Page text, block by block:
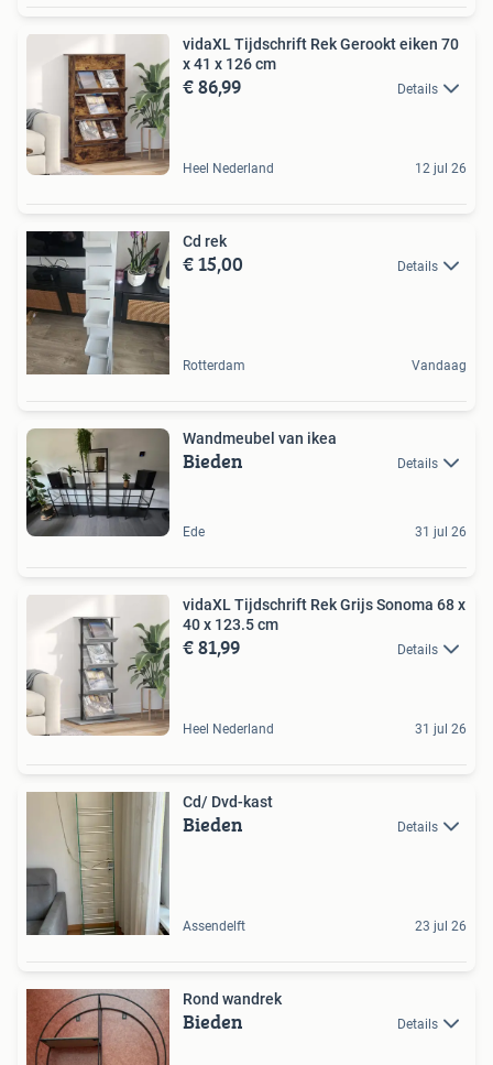
vidaXL Tijdschrift Rek Gerookt eiken 70
x 41 x 126 cm
€ 86,99 Details
Heel Nederland 12 jul 26
Cd rek
€ 15,00 Details
Rotterdam Vandaag
Wandmeubel van ikea
Bieden Details
Ede 31 jul 26
vidaXL Tijdschrift Rek Grijs Sonoma 68 x
40 x 123.5 cm
€ 81,99 Details
Heel Nederland 31 jul 26
Cd/ Dvd-kast
Bieden Details
Assendelft 23 jul 26
Rond wandrek
Bieden Details